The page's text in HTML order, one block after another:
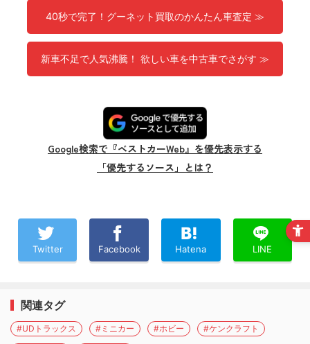
40秒で完了！グーネット買取のかんたん車査定 ≫
新車不足で人気沸騰！ 欲しい車を中古車でさがす ≫
Google検索で『ベストカーWeb』を優先表示する
「優先するソース」とは？
Twitter Facebook Hatena LINE
関連タグ
#UDトラックス #ミニカー #ホビー #ケンクラフト